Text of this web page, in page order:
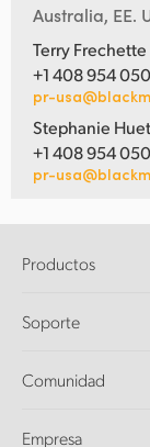
Australia, EE.
Terry Frechette
+1 408 954
pr-
Stephanie
+1 408 954
pr-
Productos
DaVinci Resolve y
Ultimatte
Captura y
Soporte
Centro de soporte
Comunidad
Empresa